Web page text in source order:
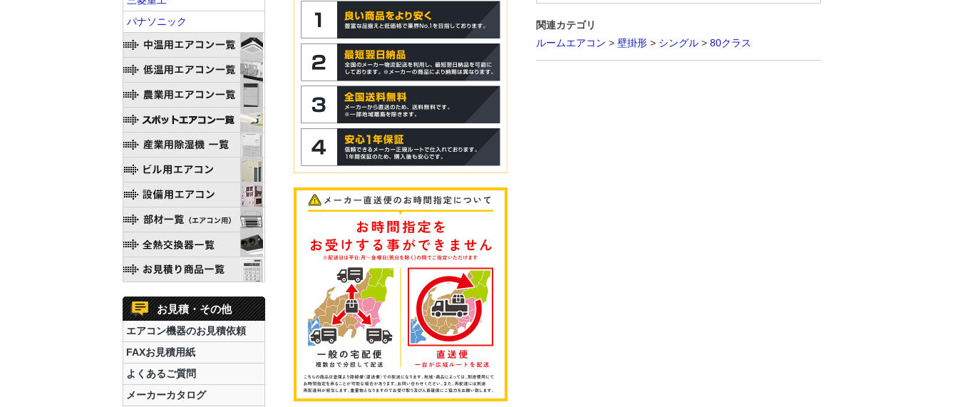
関連カテゴリ
ルームエアコン > 壁掛形 > シングル > 80クラス
パナソニック
お見積・その他
エアコン機器のお見積依頼
FAXお見積用紙
よくあるご質問
メーカーカタログ